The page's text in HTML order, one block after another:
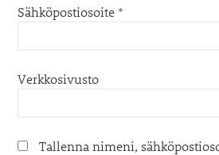
Sähköpostiosoite *
Verkkosivusto
Tallenna nimeni,